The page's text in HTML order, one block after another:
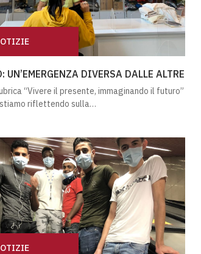
UN’EMERGENZA DIVERSA DALLE ALTRE
“Vivere il presente, immaginando il futuro”
stiamo riflettendo sulla…